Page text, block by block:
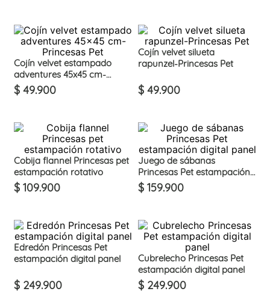
Cojín velvet estampado
adventures 45x45 cm-
Princesas Pet
$ 49.900
Cojín velvet silueta
rapunzel-Princesas Pet
$ 49.900
Cobija flannel Princesas pet
estampación rotativo
$ 109.900
Juego de sábanas
Princesas Pet estampación
digital panel
$ 159.900
Edredón Princesas Pet
estampación digital panel
$ 249.900
Cubrelecho Princesas Pet
estampación digital panel
$ 249.900